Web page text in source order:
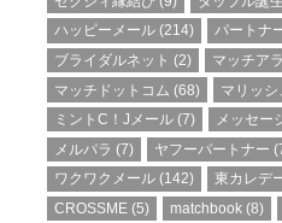
ハッピーメール (214) パートナ
ブライダルネット (2) マッチア
マッチドットコム (68) マリッシ
ミントC！Jメール (7) メッセー
メルパラ (7) ヤフーパートナー
ワクワクメール (142) 東カレデ
CROSSME (5) matchbook (8)